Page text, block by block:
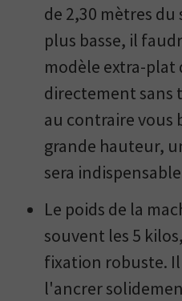
de 2,30 mètres du
plus basse, il
modèle extra-plat
directement sans
au contraire vous
grande hauteur,
sera
Le poids de la
souvent les 5
fixation robuste.
l'ancrer